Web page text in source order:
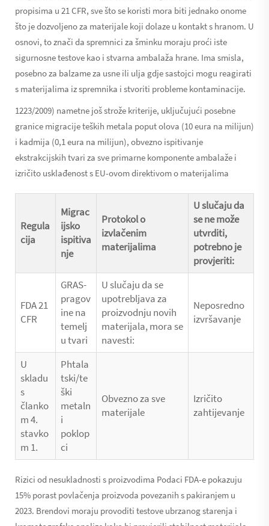
propisima u 21 CFR, sve što se koristi mora biti jednako onome
što je dozvoljeno za materijale koji dolaze u kontakt s hranom. U
osnovi, to znači da spremnici za šminku moraju proći iste
sigurnosne testove kao i stvarna ambalaža hrane. Ima smisla,
posebno za balzame za usne ili ulja gdje sastojci mogu reagirati
s materijalima iz spremnika i stvoriti probleme kontaminacije.
1223/2009) nametne još strože kriterije, uključujući posebne
granice migracije teških metala poput olova (10 eura na milijun)
i kadmija (0,1 eura na milijun), obvezno ispitivanje
ekstrakcijskih tvari za sve primarne komponente ambalaže i
izričito usklađenost s EU-ovom direktivom o materijalima
Regula
cija
Migrac
ijsko
ispitiva
nje
Protokol o
izvlačenim
materijalima
U slučaju da
se ne može
utvrditi,
potrebno je
provjeriti:
FDA 21
CFR
GRAS-
pragov
ine na
temelj
u tvari
U slučaju da se
upotrebljava za
proizvodnju novih
materijala, mora se
navesti:
Neposredno
izvršavanje
U
skladu
s
članko
m 4.
stavko
m 1.
Phtala
tski/te
ški
metaln
i
poklop
ci
Obvezno za sve
materijale
Izričito
zahtijevanje
Rizici od nesukladnosti s proizvodima Podaci FDA-e pokazuju
15% porast povlačenja proizvoda povezanih s pakiranjem u
2023. Brendovi moraju provoditi testove ubrzanog starenja i